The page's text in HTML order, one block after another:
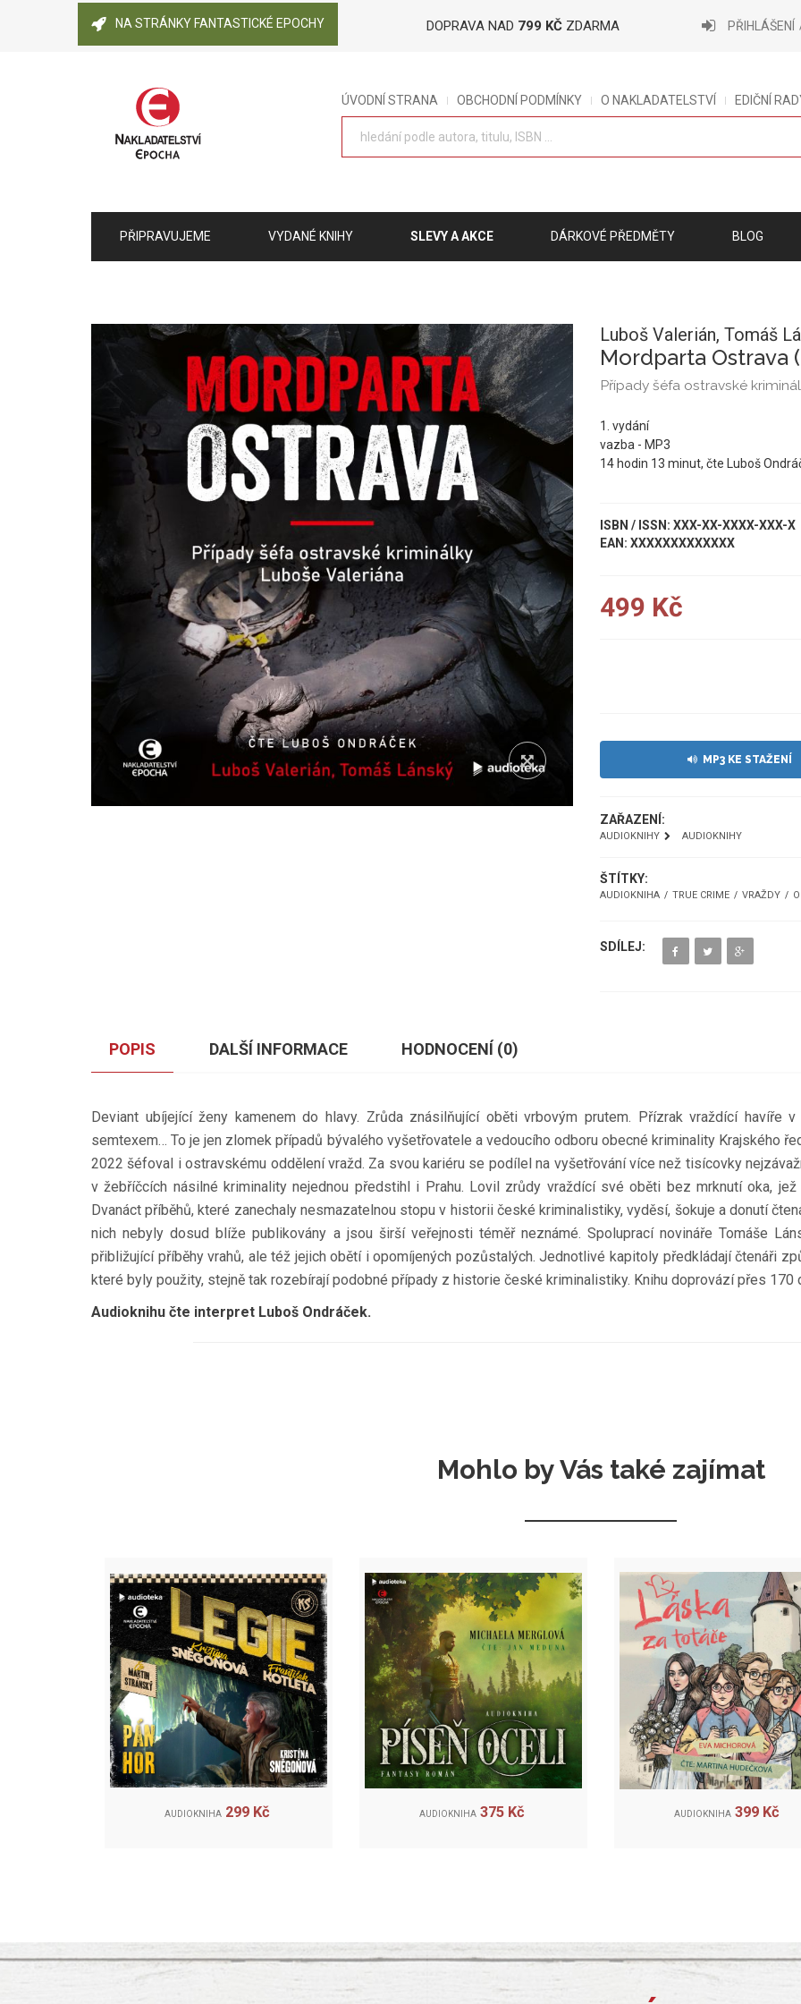
NA STRÁNKY FANTASTICKÉ EPOCHY DOPRAVA NAD 799 KČ ZDARMA PŘIHLÁŠENÍ
ÚVODNÍ STRANA OBCHODNÍ PODMÍNKY O NAKLADATELSTVÍ EDIČNÍ
PŘIPRAVUJEME VYDANÉ KNIHY SLEVY A AKCE DÁRKOVÉ PŘEDMĚTY BLOG
Luboš Valerián, Tomáš
Mordparta Ostrava
Případy šéfa ostravské
1. vydání
vazba - MP3
14 hodin 13 minut, čte Luboš
ISBN / ISSN: XXX-XX-XXXX-XXX-X
EAN: XXXXXXXXXXXXX
499 Kč
MP3 KE STAŽENÍ
ZAŘAZENÍ:
AUDIOKNIHY AUDIOKNIHY
ŠTÍTKY:
AUDIOKNIHA TRUE CRIME VRAŽDY
SDÍLEJ:
POPIS DALŠÍ INFORMACE HODNOCENÍ (0)
Deviant ubíjející ženy kamenem do hlavy. Zrůda znásilňující oběti vrbovým prutem. Přízrak vraždící havíře
semtexem… To je jen zlomek případů bývalého vyšetřovatele a vedoucího odboru obecné kriminality Krajského
2022 šéfoval i ostravskému oddělení vražd. Za svou kariéru se podílel na vyšetřování více než tisícovky
v žebříčcích násilné kriminality nejednou předstihl i Prahu. Lovil zrůdy vraždící své oběti bez mrknutí oka,
Dvanáct příběhů, které zanechaly nesmazatelnou stopu v historii české kriminalistiky, vyděsí, šokuje a donutí
nich nebyly dosud blíže publikovány a jsou širší veřejnosti téměř neznámé. Spoluprací novináře Tomáše
přibližující příběhy vrahů, ale též jejich obětí i opomíjených pozůstalých. Jednotlivé kapitoly předkládají čtenáři
které byly použity, stejně tak rozebírají podobné případy z historie české kriminalistiky. Knihu doprovází přes
Audioknihu čte interpret Luboš Ondráček.
Mohlo by Vás také zajímat
AUDIOKNIHA 299 Kč AUDIOKNIHA 375 Kč AUDIOKNIHA 399 Kč